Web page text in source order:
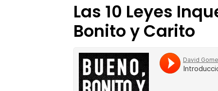
Las 10 Leyes
Bonito y Carito